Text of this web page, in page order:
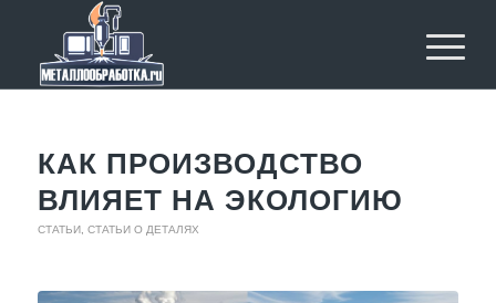
КАК ПРОИЗВОДСТВО
ВЛИЯЕТ НА ЭКОЛОГИЮ
СТАТЬИ, СТАТЬИ О ДЕТАЛЯХ